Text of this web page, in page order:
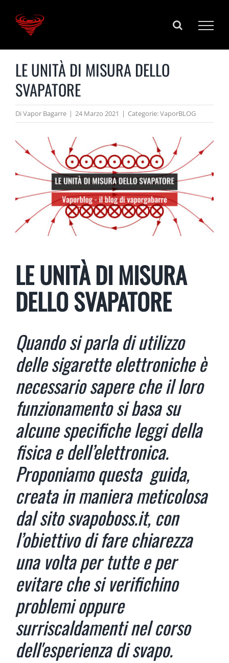
LE UNITÀ DI MISURA DELLO
SVAPATORE
Di Vapor Bagarre | 24 Marzo 2021 | Categorie:VaporBLOG
LE UNITÀ DI MISURA
DELLO SVAPATORE
Quando si parla di utilizzo
delle sigarette elettroniche è
necessario sapere che il loro
funzionamento si basa su
alcune specifiche leggi della
fisica e dell’elettronica.
Proponiamo questa guida,
creata in maniera meticolosa
dal sito svapoboss.it, con
l’obiettivo di fare chiarezza
una volta per tutte e per
evitare che si verifichino
problemi oppure
surriscaldamenti nel corso
dell'esperienza di svapo.